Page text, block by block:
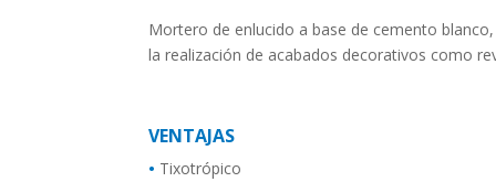
Mortero de enlucido a base de cemento
la realización de acabados decorativos como
VENTAJAS
• Tixotrópico